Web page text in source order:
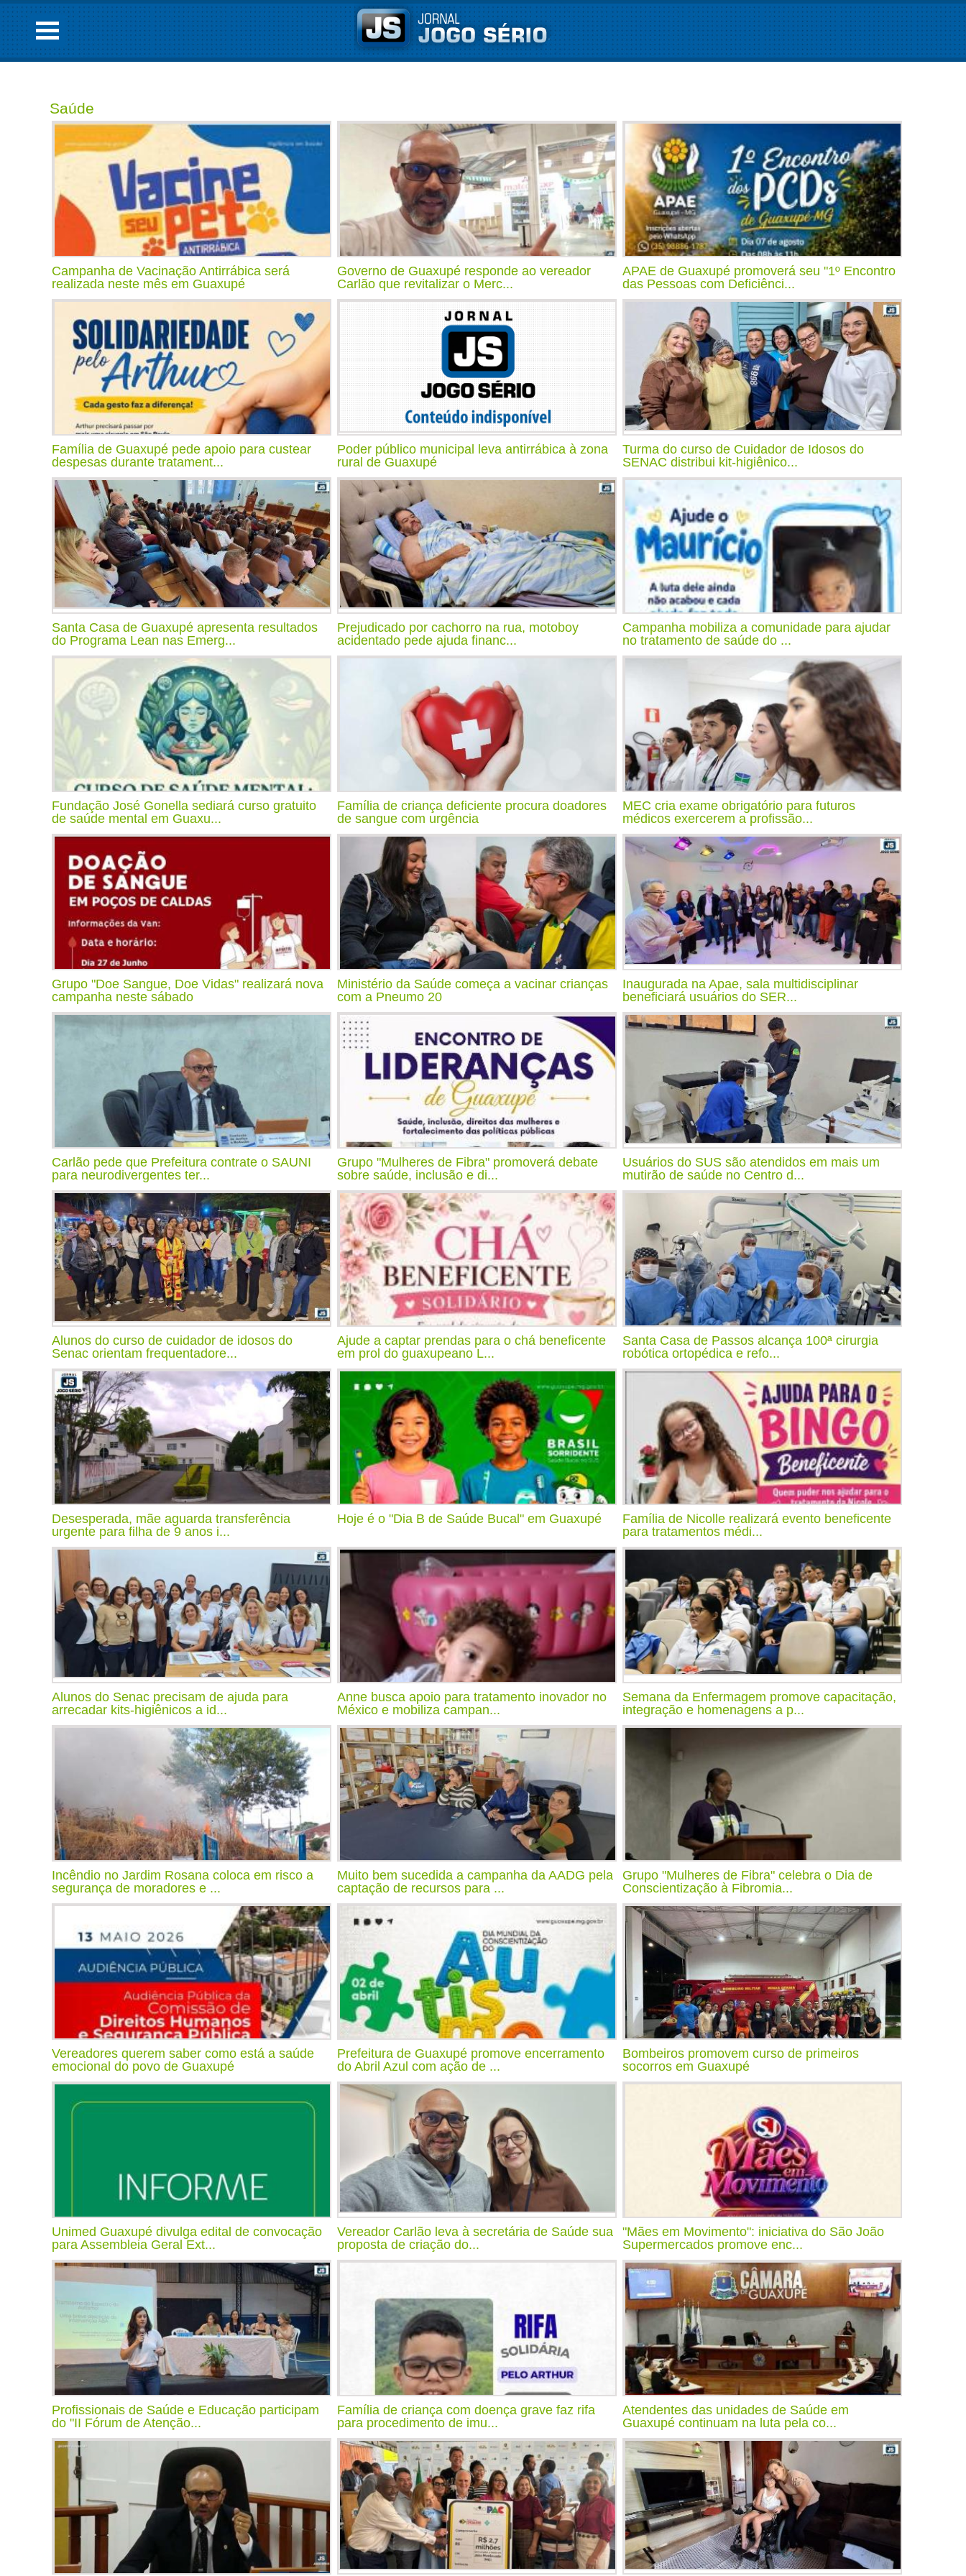
Saúde
Campanha de Vacinação Antirrábica será
realizada neste mês em Guaxupé
Governo de Guaxupé responde ao vereador
Carlão que revitalizar o Merc...
APAE de Guaxupé promoverá seu "1º Encontro
das Pessoas com Deficiênci...
Família de Guaxupé pede apoio para custear
despesas durante tratament...
Poder público municipal leva antirrábica à zona
rural de Guaxupé
Turma do curso de Cuidador de Idosos do
SENAC distribui kit-higiênico...
Santa Casa de Guaxupé apresenta resultados
do Programa Lean nas Emerg...
Prejudicado por cachorro na rua, motoboy
acidentado pede ajuda financ...
Campanha mobiliza a comunidade para ajudar
no tratamento de saúde do ...
Fundação José Gonella sediará curso gratuito
de saúde mental em Guaxu...
Família de criança deficiente procura doadores
de sangue com urgência
MEC cria exame obrigatório para futuros
médicos exercerem a profissão...
Grupo "Doe Sangue, Doe Vidas" realizará nova
campanha neste sábado
Ministério da Saúde começa a vacinar crianças
com a Pneumo 20
Inaugurada na Apae, sala multidisciplinar
beneficiará usuários do SER...
Carlão pede que Prefeitura contrate o SAUNI
para neurodivergentes ter...
Grupo "Mulheres de Fibra" promoverá debate
sobre saúde, inclusão e di...
Usuários do SUS são atendidos em mais um
mutirão de saúde no Centro d...
Alunos do curso de cuidador de idosos do
Senac orientam frequentadore...
Ajude a captar prendas para o chá beneficente
em prol do guaxupeano L...
Santa Casa de Passos alcança 100ª cirurgia
robótica ortopédica e refo...
Desesperada, mãe aguarda transferência
urgente para filha de 9 anos i...
Hoje é o "Dia B de Saúde Bucal" em Guaxupé
Família de Nicolle realizará evento beneficente
para tratamentos médi...
Alunos do Senac precisam de ajuda para
arrecadar kits-higiênicos a id...
Anne busca apoio para tratamento inovador no
México e mobiliza campan...
Semana da Enfermagem promove capacitação,
integração e homenagens a p...
Incêndio no Jardim Rosana coloca em risco a
segurança de moradores e ...
Muito bem sucedida a campanha da AADG pela
captação de recursos para ...
Grupo "Mulheres de Fibra" celebra o Dia de
Conscientização à Fibromia...
Vereadores querem saber como está a saúde
emocional do povo de Guaxupé
Prefeitura de Guaxupé promove encerramento
do Abril Azul com ação de ...
Bombeiros promovem curso de primeiros
socorros em Guaxupé
Unimed Guaxupé divulga edital de convocação
para Assembleia Geral Ext...
Vereador Carlão leva à secretária de Saúde sua
proposta de criação do...
"Mães em Movimento": iniciativa do São João
Supermercados promove enc...
Profissionais de Saúde e Educação participam
do "II Fórum de Atenção...
Família de criança com doença grave faz rifa
para procedimento de imu...
Atendentes das unidades de Saúde em
Guaxupé continuam na luta pela co...